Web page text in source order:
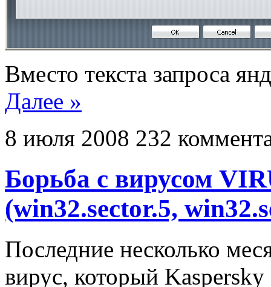
Вместо текста запроса
Далее »
8 июля 2008 232
Борьба с вирусом
(win32.sector.5,
Последние несколько
вирус, который Kaspersky